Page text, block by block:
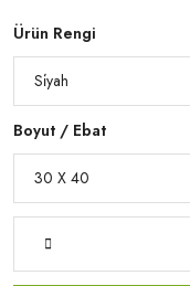
Ürün Rengi
Boyut / Ebat